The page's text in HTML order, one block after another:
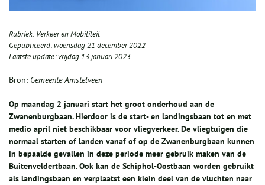
Rubriek:Verkeer en Mobiliteit
Gepubliceerd:woensdag 21 december 2022
Laatste update:vrijdag 13 januari 2023
Bron: Gemeente Amstelveen
Op maandag 2 januari start het groot onderhoud aan de
Zwanenburgbaan. Hierdoor is de start- en landingsbaan tot en met
medio april niet beschikbaar voor vliegverkeer. De vliegtuigen die
normaal starten of landen vanaf of op de Zwanenburgbaan kunnen
in bepaalde gevallen in deze periode meer gebruik maken van de
Buitenveldertbaan. Ook kan de Schiphol-Oostbaan worden gebruikt
als landingsbaan en verplaatst een klein deel van de vluchten naar